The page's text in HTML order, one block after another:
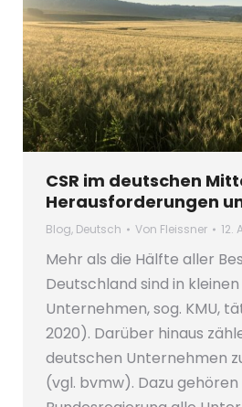
CSR im deutschen
Herausforderungen
Blog, Deutsch Von Fleissner 12.
Mehr als die Hälfte aller
Deutschland sind in
Unternehmen, sog. KMU,
2020). Darüber hinaus
deutschen Unternehmen
(vgl. bvmw). Dazu